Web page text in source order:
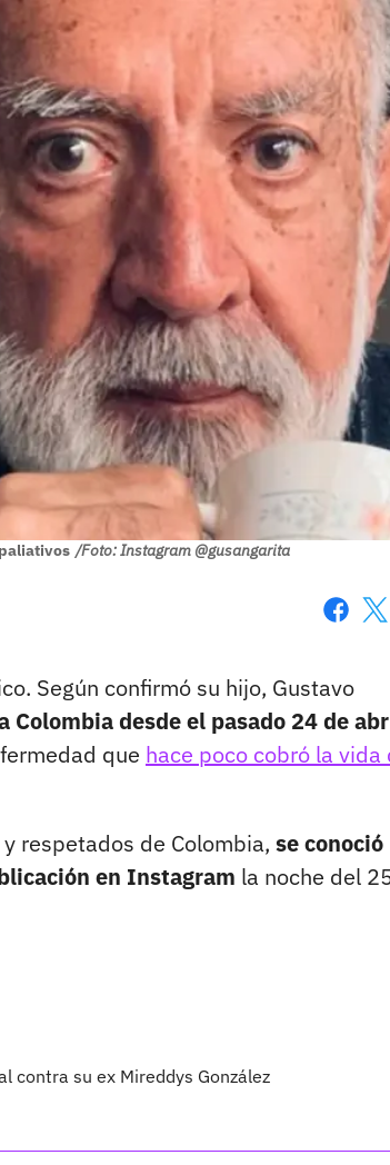
/Foto: Instagram @gusangarita
Según confirmó su hijo, Gustavo
Colombia desde el pasado 24 de
que hace poco cobró la vida
respetados de Colombia, se conoció
en Instagram la noche del
contra su ex Mireddys González